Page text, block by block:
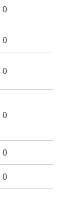
0
0
0
0
0
0